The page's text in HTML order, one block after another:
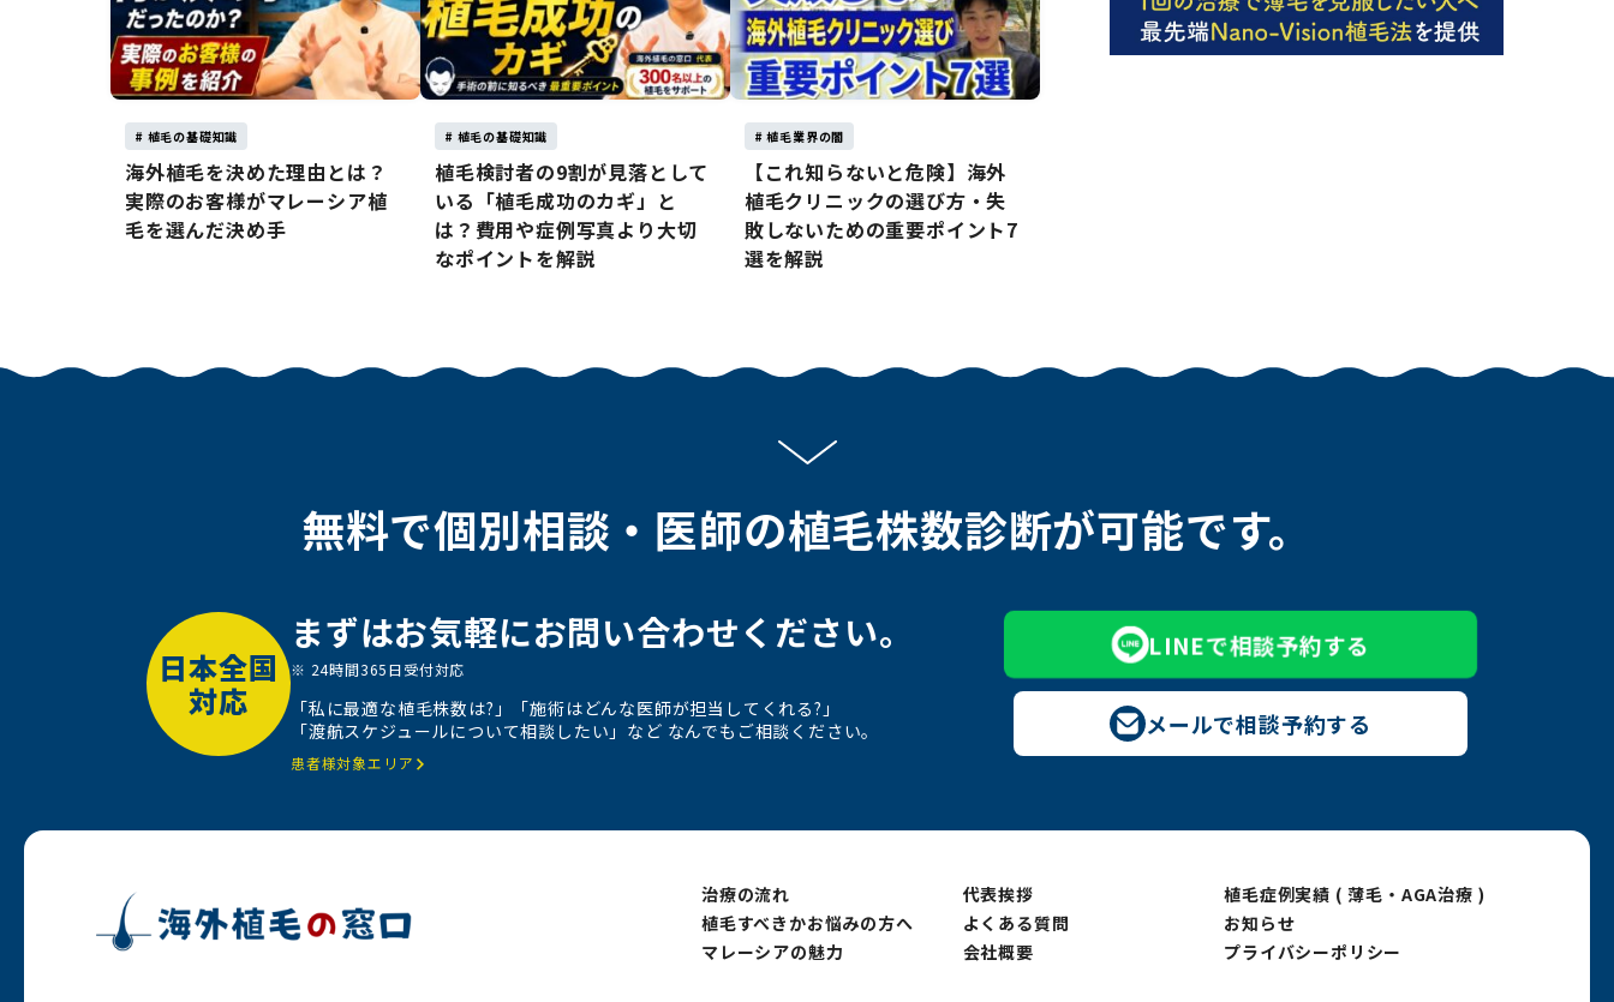
# 植毛の基礎知識
海外植毛を決めた理由とは？
実際のお客様がマレーシア植
毛を選んだ決め手
# 植毛の基礎知識
植毛検討者の9割が見落として
いる「植毛成功のカギ」と
は？費用や症例写真より大切
なポイントを解説
# 植毛業界の闇
【これ知らないと危険】海外
植毛クリニックの選び方・失
敗しないための重要ポイント7
選を解説
無料で個別相談・医師の植毛株数診断が可能です。
日本全国
対応
まずはお気軽にお問い合わせください。
※ 24時間365日受付対応
「私に最適な植毛株数は?」「施術はどんな医師が担当してくれる?」
「渡航スケジュールについて相談したい」など なんでもご相談ください。
患者様対象エリア
LINEで相談予約する
メールで相談予約する
治療の流れ 代表挨拶 植毛症例実績 ( 薄毛・AGA治療 )
植毛すべきかお悩みの方へ よくある質問
お知らせ
マレーシアの魅力
会社概要 プライバシーポリシー